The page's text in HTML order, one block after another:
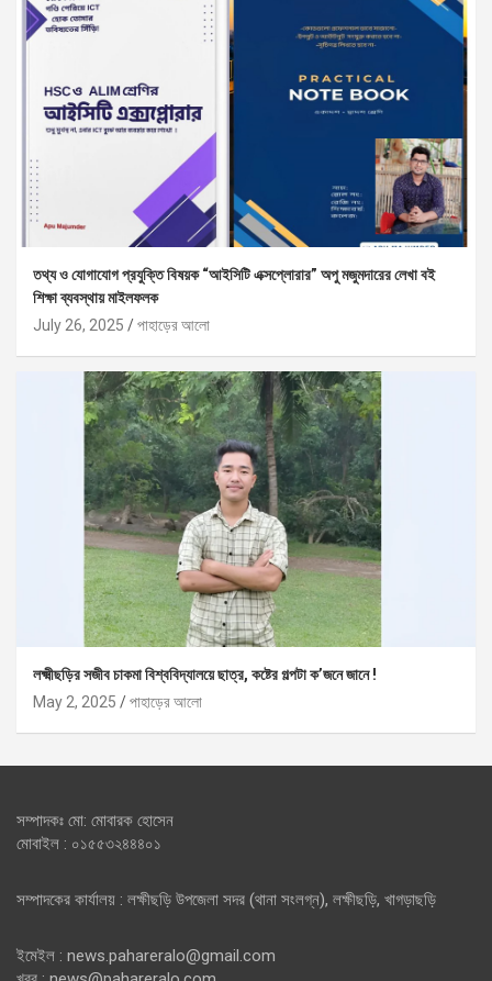
তথ্য ও যোগাযোগ প্রযুক্তি বিষয়ক “আইসিটি এক্সপ্লোরার” অপু মজুমদারের লেখা বই
শিক্ষা ব্যবস্থায় মাইলফলক
July 26, 2025
পাহাড়ের আলো
লক্ষ্মীছড়ির সজীব চাকমা বিশ্ববিদ্যালয়ে ছাত্র, কষ্টের গল্পটা ক’জনে জানে !
May 2, 2025
পাহাড়ের আলো
সম্পাদকঃ মো: মোবারক হোসেন
মোবাইল : ০১৫৫৩২৪৪৪০১
সম্পাদকের কার্যালয় : লক্ষীছড়ি উপজেলা সদর (থানা সংলগ্ন), লক্ষীছড়ি, খাগড়াছড়ি
ইমেইল : news.pahareralo@gmail.com